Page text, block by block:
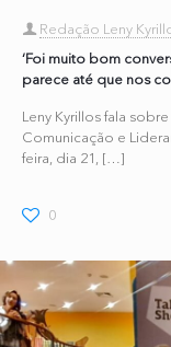
Redação Leny
‘Foi muito bom
parece até que nos
Leny Kyrillos fala
Comunicação e
feira, dia 21, […]
0